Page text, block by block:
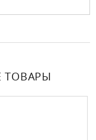
ТОВАРЫ